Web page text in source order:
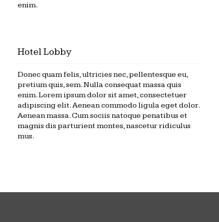
enim.
Hotel Lobby
Donec quam felis, ultricies nec, pellentesque eu,
pretium quis, sem. Nulla consequat massa quis
enim. Lorem ipsum dolor sit amet, consectetuer
adipiscing elit. Aenean commodo ligula eget dolor.
Aenean massa. Cum sociis natoque penatibus et
magnis dis parturient montes, nascetur ridiculus
mus.